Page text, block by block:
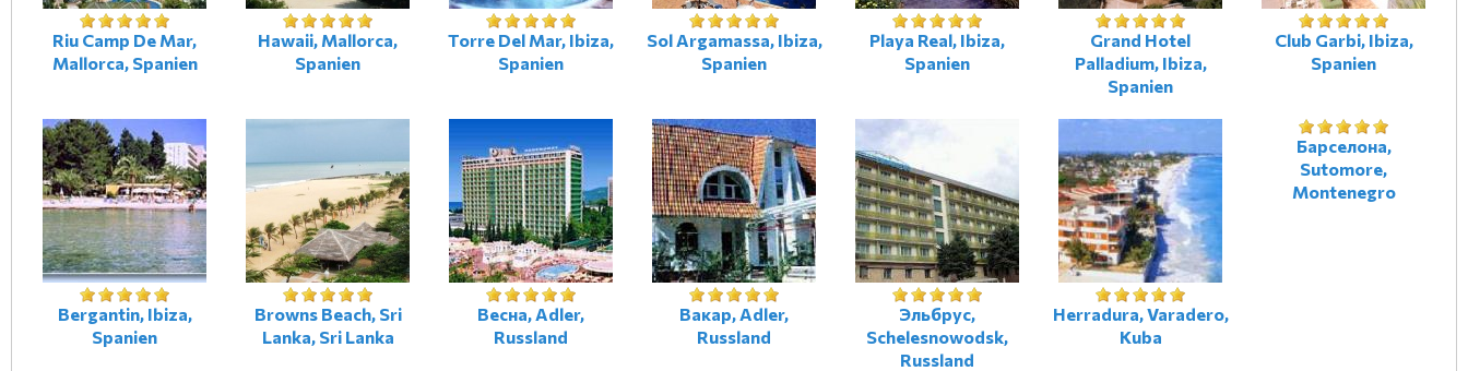
Riu Camp De Mar,
Mallorca, Spanien
Hawaii, Mallorca,
Spanien
Torre Del Mar, Ibiza,
Spanien
Sol Argamassa, Ibiza,
Spanien
Playa Real, Ibiza,
Spanien
Grand Hotel
Palladium, Ibiza,
Spanien
Club Garbi, Ibiza,
Spanien
Bergantin, Ibiza,
Spanien
Browns Beach, Sri
Lanka, Sri Lanka
Весна, Adler,
Russland
Вакар, Adler,
Russland
Эльбрус,
Schelesnowodsk,
Russland
Herradura, Varadero,
Kuba
Барселона,
Sutomore,
Montenegro